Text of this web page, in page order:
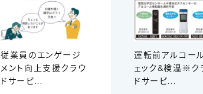
従業員のエンゲージ
メント向上支援クラウ
ドサービ...
運転前アルコー
ェック&検温※ク
ドサービ...